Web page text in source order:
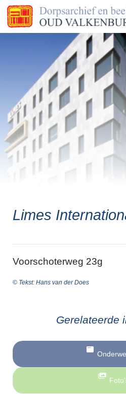
Limes
Voorschoterweg 23g
© Tekst: Hans van der Does
Gerelateerde